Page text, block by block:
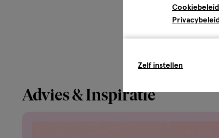
Advies & Inspiratie
Cookiebeleid
Zelf instellen